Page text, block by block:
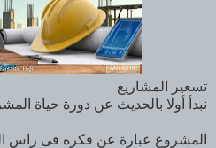
تسعير المشاريع
نبدأ أولا بالحديث عن دورة حياة
المشروع عبارة عن فكره فى راس